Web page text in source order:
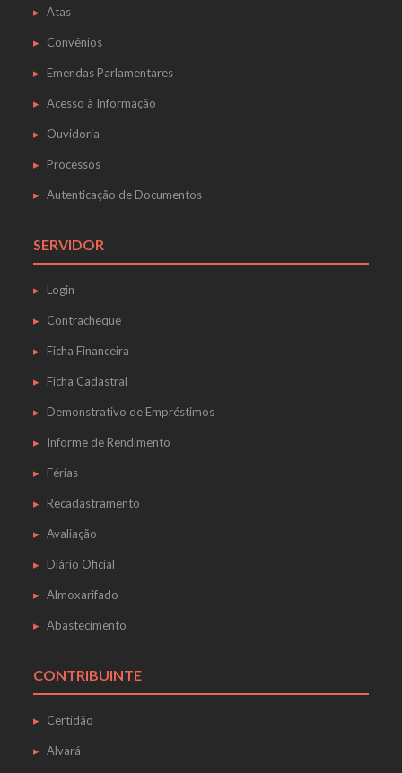
Atas
Convênios
Emendas Parlamentares
Acesso à Informação
Ouvidoria
Processos
Autenticação de Documentos
SERVIDOR
Login
Contracheque
Ficha Financeira
Ficha Cadastral
Demonstrativo de Empréstimos
Informe de Rendimento
Férias
Recadastramento
Avaliação
Diário Oficial
Almoxarifado
Abastecimento
CONTRIBUINTE
Certidão
Alvará